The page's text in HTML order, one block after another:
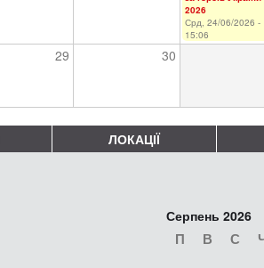
2026
Срд, 24/06/2026 -
15:06
29 30
ЛОКАЦІЇ
Серпень 2026
П В С